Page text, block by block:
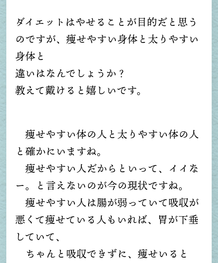
ダイエットはやせることが目的だと思う
のですが、痩せやすい身体と太りやすい
身体と
違いはなんでしょうか？
教えて戴けると嬉しいです。
痩せやすい体の人と太りやすい体の人
と確かにいますね。
痩せやすい人だからといって、イイな
ー。と言えないのが今の現状ですね。
痩せやすい人は腸が弱っていて吸収が
悪くて痩せている人もいれば、胃が下垂
していて、
ちゃんと吸収できずに、痩せいると